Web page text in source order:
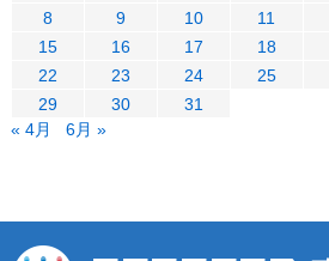
8
9 10 11
15
16 17 18
22
23 24 25
29
30
31
« 4月
6月 »